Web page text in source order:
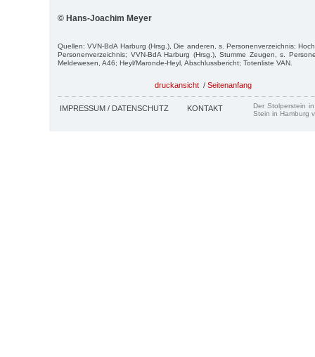
© Hans-Joachim Meyer
Quellen: VVN-BdA Harburg (Hrsg.), Die anderen, s. Personenverzeichnis;
Personenverzeichnis; VVN-BdA Harburg (Hrsg.), Stumme Zeugen, s.
Meldewesen, A46; Heyl/Maronde-Heyl, Abschlussbericht; Totenliste VAN.
druckansicht / Seitenanfang
IMPRESSUM / DATENSCHUTZ KONTAKT
Der Stolperstein
Stein in Hamburg